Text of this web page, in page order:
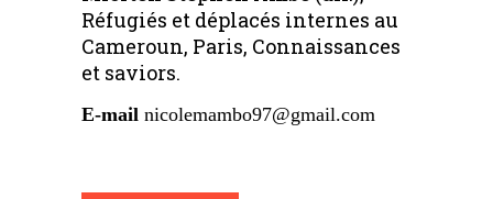
Réfugiés et déplacés internes au
Cameroun, Paris, Connaissances
et saviors.
E-mail nicolemambo97@gmail.com